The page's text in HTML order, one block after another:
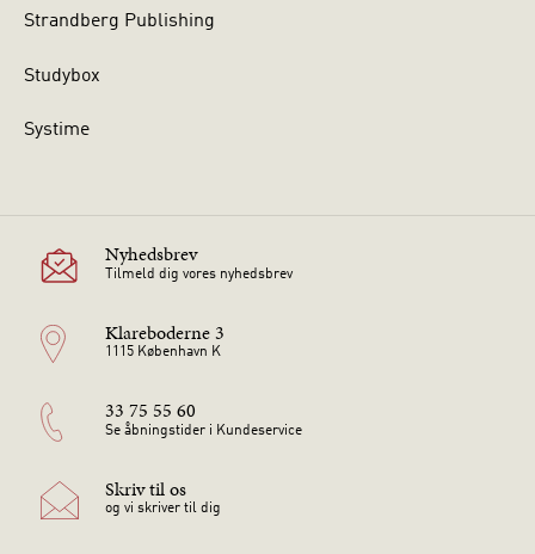
Strandberg Publishing
Studybox
Systime
Nyhedsbrev
Tilmeld dig vores nyhedsbrev
Klareboderne 3
1115 København K
33 75 55 60
Se åbningstider i Kundeservice
Skriv til os
og vi skriver til dig